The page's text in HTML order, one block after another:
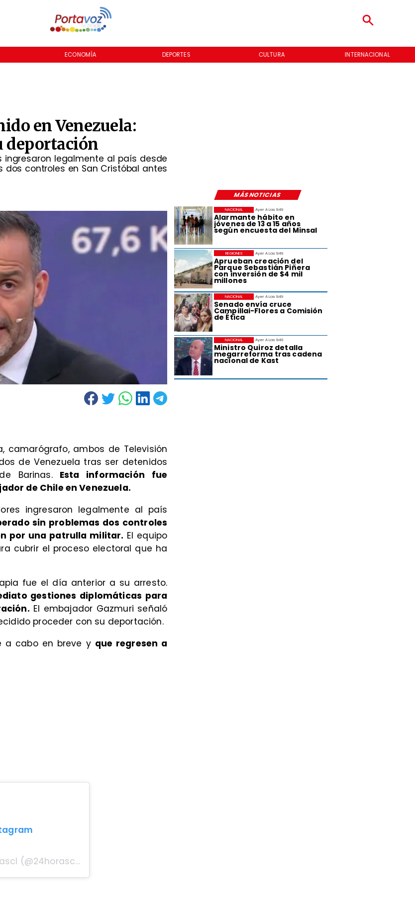
ECONOMÍA DEPORTES CULTURA INTERNACIONAL
en Venezuela:
deportación
ingresaron legalmente al país desde
controles en San Cristóbal antes
MÁS NOTICIAS
Ayer A Las 9:49
Alarmante hábito en
jóvenes de 13 a 15 años
según encuesta del Minsal
NACIONAL
Ayer A Las 9:49
Aprueban creación del
Parque Sebastián Piñera
con inversión de $4 mil
millones
REGIONES
Ayer A Las 9:49
Senado envía cruce
Campillai-Flores a Comisión
de Ética
NACIONAL
Ayer A Las 9:49
Ministro Quiroz detalla
megarreforma tras cadena
nacional de Kast
NACIONAL
camarógrafo, ambos de Televisión
de Venezuela tras ser detenidos
Barinas.Esta información fue
de Chile en Venezuela.
ingresaron legalmente al país
sin problemas dos controles
por una patrulla militar. El equipo
cubrir el proceso electoral que ha
fue el día anterior a su arresto.
gestiones diplomáticas para
El embajador Gazmuri señaló
proceder con su deportación.
a cabo en breve y que regresen a
Una publicación compartida por 24horascl (@24horascl)